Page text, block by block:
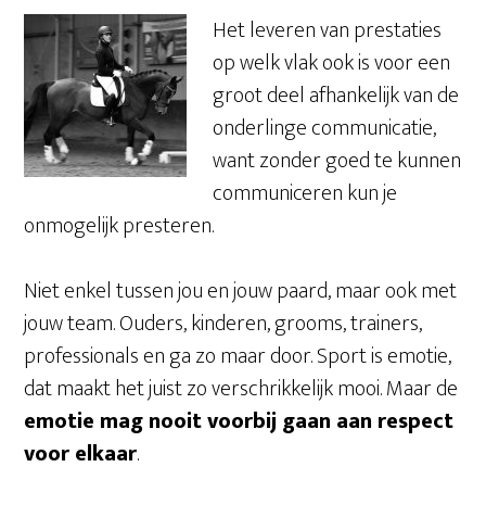
Het leveren van prestaties
op welk vlak ook is voor een
groot deel afhankelijk van de
onderlinge communicatie,
want zonder goed te kunnen
communiceren kun je
onmogelijk presteren.
Niet enkel tussen jou en jouw paard, maar ook met
jouw team. Ouders, kinderen, grooms, trainers,
professionals en ga zo maar door. Sport is emotie,
dat maakt het juist zo verschrikkelijk mooi. Maar de
emotie mag nooit voorbij gaan aan respect
voor elkaar.